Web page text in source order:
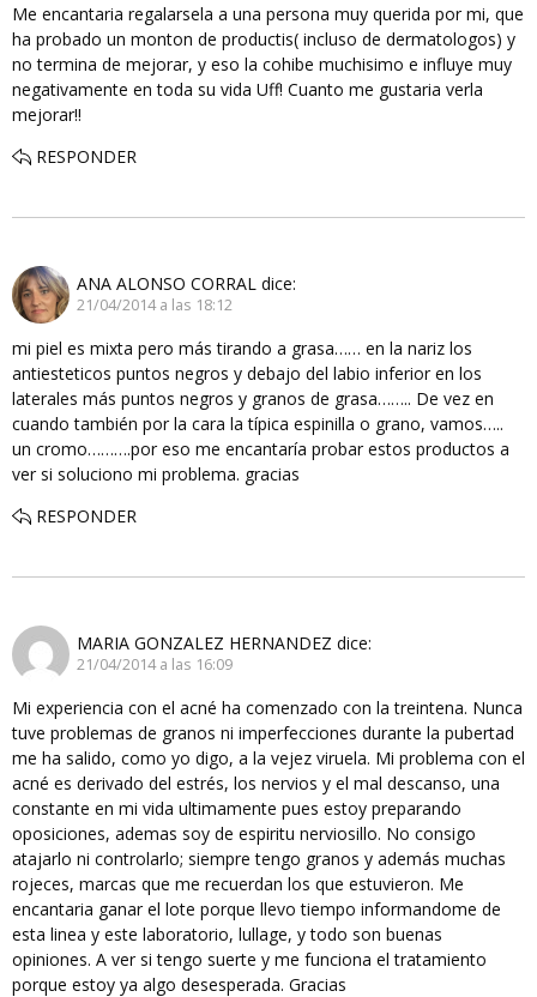
Me encantaria regalarsela a una persona muy querida por mi, que
ha probado un monton de productis( incluso de dermatologos) y
no termina de mejorar, y eso la cohibe muchisimo e influye muy
negativamente en toda su vida Uff! Cuanto me gustaria verla
mejorar!!
RESPONDER
ANA ALONSO CORRAL dice:
21/04/2014 a las 18:12
mi piel es mixta pero más tirando a grasa…… en la nariz los
antiesteticos puntos negros y debajo del labio inferior en los
laterales más puntos negros y granos de grasa…….. De vez en
cuando también por la cara la típica espinilla o grano, vamos…..
un cromo……….por eso me encantaría probar estos productos a
ver si soluciono mi problema. gracias
RESPONDER
MARIA GONZALEZ HERNANDEZ dice:
21/04/2014 a las 16:09
Mi experiencia con el acné ha comenzado con la treintena. Nunca
tuve problemas de granos ni imperfecciones durante la pubertad
me ha salido, como yo digo, a la vejez viruela. Mi problema con el
acné es derivado del estrés, los nervios y el mal descanso, una
constante en mi vida ultimamente pues estoy preparando
oposiciones, ademas soy de espiritu nerviosillo. No consigo
atajarlo ni controlarlo; siempre tengo granos y además muchas
rojeces, marcas que me recuerdan los que estuvieron. Me
encantaria ganar el lote porque llevo tiempo informandome de
esta linea y este laboratorio, lullage, y todo son buenas
opiniones. A ver si tengo suerte y me funciona el tratamiento
porque estoy ya algo desesperada. Gracias